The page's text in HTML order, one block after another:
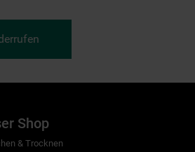
Shop
& Trocknen